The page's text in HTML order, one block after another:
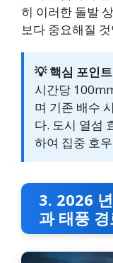
히 이러한 돌발
보다 중요해질
💡 핵심 포인트
시간당
며 기존 배수
다. 도시 열섬
하여 집중 호
3. 2026
과 태풍